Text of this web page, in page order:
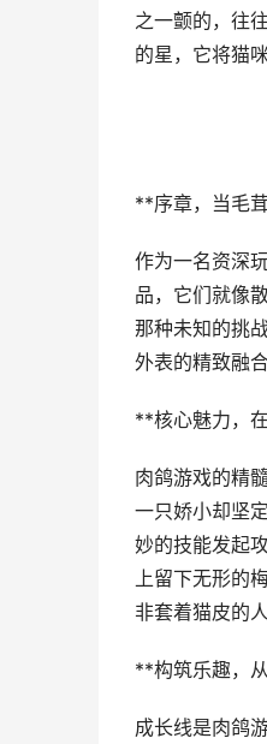
之一颤的，往
的星，它将猫
**序章，当毛
作为一名资深
品，它们就像
那种未知的挑
外表的精致融合
**核心魅力，
肉鸽游戏的精
一只娇小却坚
妙的技能发起
上留下无形的
非套着猫皮的人
**构筑乐趣，
成长线是肉鸽